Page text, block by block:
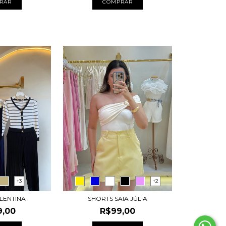
COMPRAR
+3 +2
SHORTS SAIA JÚLIA
R$99,00